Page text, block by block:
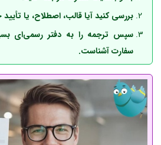
بررسی کنید آیا قالب، اصطلاح، یا
سپس ترجمه را به دفتر رسمی‌ای
سفارت آشناست.